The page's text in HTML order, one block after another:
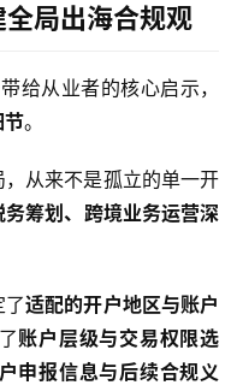
局出海合规观
给从业者的核心启示，
节。
从来不是孤立的单一开
筹划、跨境业务运营深
了适配的开户地区与账户
账户层级与交易权限选
申报信息与后续合规义